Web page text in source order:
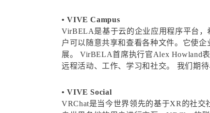
• VIVE Campus
VirBELA是基于云的企业应用程序平台，
户可以随意共享和查看各种文件。它使
展。 VirBELA首席执行官Alex Howland
远程活动、工作、学习和社交。 我们期
• VIVE Social
VRChat是当今世界领先的基于XR的社